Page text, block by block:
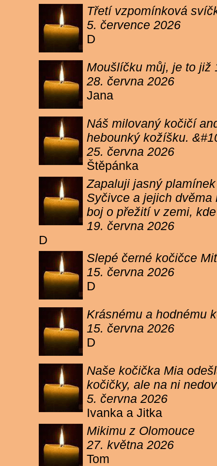
Třetí vzpomínková
5. července 2026
D
Moušlíčku můj, je to již
28. června 2026
Jana
Náš milovaný kočičí
hebounký kožíšku.
25. června 2026
Štěpánka
Zapaluji jasný
Syčivce a jejich
boj o přežití v zemi,
19. června 2026
D
Slepé černé kočičce
15. června 2026
D
Krásnému a hodnému
15. června 2026
D
Naše kočička Mia
kočičky, ale na ni
5. června 2026
Ivanka a Jitka
Mikimu z Olomouce
27. května 2026
Tom